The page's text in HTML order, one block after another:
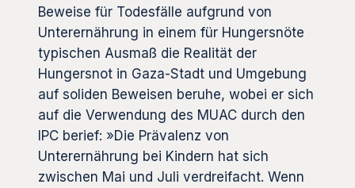
Beweise für Todesfälle aufgrund von
Unterernährung in einem für Hungersnöte
typischen Ausmaß die Realität der
Hungersnot in Gaza-Stadt und Umgebung
auf soliden Beweisen beruhe, wobei er sich
auf die Verwendung des MUAC durch den
IPC berief: »Die Prävalenz von
Unterernährung bei Kindern hat sich
zwischen Mai und Juli verdreifacht. Wenn